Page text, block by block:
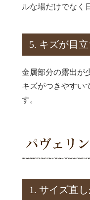
ルな場だけでなく
5. キズが目
金属部分の露出が
キズがつきやすい
す。
パヴェリ
1. サイズ直